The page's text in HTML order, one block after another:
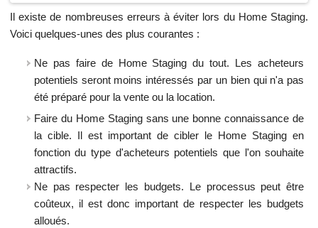
Il existe de nombreuses erreurs à éviter lors du Home Staging.
Voici quelques-unes des plus courantes :
Ne pas faire de Home Staging du tout. Les acheteurs
potentiels seront moins intéressés par un bien qui n'a pas
été préparé pour la vente ou la location.
Faire du Home Staging sans une bonne connaissance de
la cible. Il est important de cibler le Home Staging en
fonction du type d'acheteurs potentiels que l'on souhaite
attractifs.
Ne pas respecter les budgets. Le processus peut être
coûteux, il est donc important de respecter les budgets
alloués.